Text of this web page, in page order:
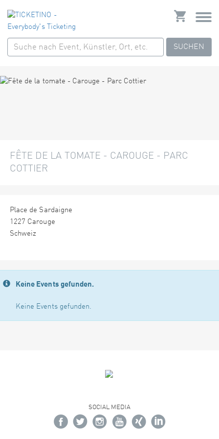
SUCHEN
FÊTE DE LA TOMATE - CAROUGE - PARC
COTTIER
Place de Sardaigne
1227 Carouge
Schweiz
Keine Events gefunden.
Keine Events gefunden.
SOCIAL MEDIA